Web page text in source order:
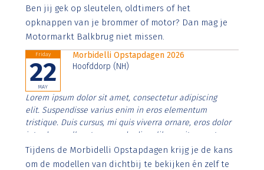
Aenean faucibus nibh et justo cursus id rutrum lorem
imperdiet. Nunc ut sem vitae risus tristique posuere.
Ben jij gek op sleutelen, oldtimers of het
opknappen van je brommer of motor? Dan mag je
Motormarkt Balkbrug niet missen.
Friday
22
MAY
Morbidelli Opstapdagen 2026
Hoofddorp (NH)
Lorem ipsum dolor sit amet, consectetur adipiscing
elit. Suspendisse varius enim in eros elementum
tristique. Duis cursus, mi quis viverra ornare, eros dolor
interdum nulla, ut commodo diam libero vitae erat.
Aenean faucibus nibh et justo cursus id rutrum lorem
imperdiet. Nunc ut sem vitae risus tristique posuere.
Tijdens de Morbidelli Opstapdagen krijg je de kans
om de modellen van dichtbij te bekijken én zelf te